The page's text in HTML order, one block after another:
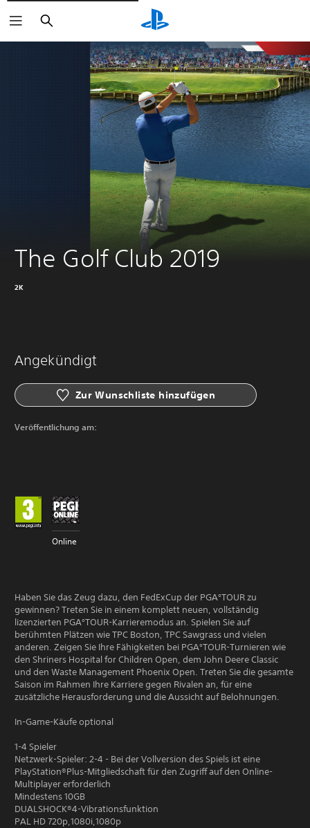
Suchen
The Golf Club 2019
2K
Angekündigt
Zur Wunschliste hinzufügen
Veröffentlichung am:
Online
Haben Sie das Zeug dazu, den FedExCup der PGA°TOUR zu
gewinnen? Treten Sie in einem komplett neuen, vollständig
lizenzierten PGA°TOUR-Karrieremodus an. Spielen Sie auf
berühmten Plätzen wie TPC Boston, TPC Sawgrass und vielen
anderen. Zeigen Sie Ihre Fähigkeiten bei PGA°TOUR-Turnieren wie
den Shriners Hospital for Children Open, dem John Deere Classic
und den Waste Management Phoenix Open. Treten Sie die gesamte
Saison im Rahmen Ihre Karriere gegen Rivalen an, für eine
zusätzliche Herausforderung und die Aussicht auf Belohnungen.
In-Game-Käufe optional
1-4 Spieler
Netzwerk-Spieler: 2-4 - Bei der Vollversion des Spiels ist eine
PlayStation®Plus-Mitgliedschaft für den Zugriff auf den Online-
Multiplayer erforderlich
Mindestens 10GB
DUALSHOCK®4-Vibrationsfunktion
PAL HD 720p,1080i,1080p